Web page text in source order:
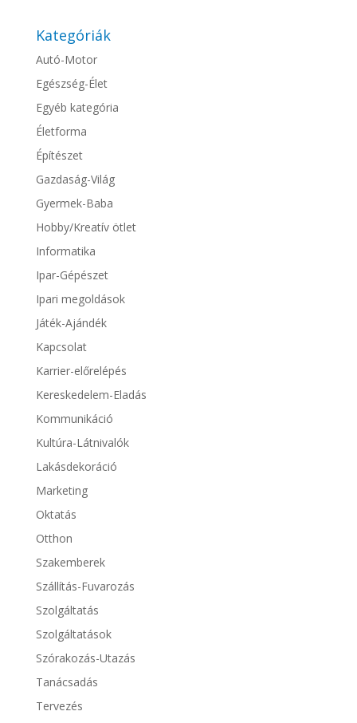
Kategóriák
Autó-Motor
Egészség-Élet
Egyéb kategória
Életforma
Építészet
Gazdaság-Világ
Gyermek-Baba
Hobby/Kreatív ötlet
Informatika
Ipar-Gépészet
Ipari megoldások
Játék-Ajándék
Kapcsolat
Karrier-előrelépés
Kereskedelem-Eladás
Kommunikáció
Kultúra-Látnivalók
Lakásdekoráció
Marketing
Oktatás
Otthon
Szakemberek
Szállítás-Fuvarozás
Szolgáltatás
Szolgáltatások
Szórakozás-Utazás
Tanácsadás
Tervezés